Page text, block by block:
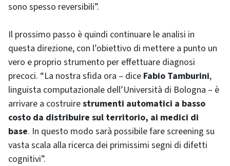
sono spesso reversibili”.
Il prossimo passo è quindi continuare le analisi in
questa direzione, con l’obiettivo di mettere a punto un
vero e proprio strumento per effettuare diagnosi
precoci. “La nostra sfida ora – dice Fabio Tamburini,
linguista computazionale dell’Università di Bologna – è
arrivare a costruirestrumenti automatici a basso
costo da distribuire sul territorio, ai medici di
base. In questo modo sarà possibile fare screening su
vasta scala alla ricerca dei primissimi segni di difetti
cognitivi”.